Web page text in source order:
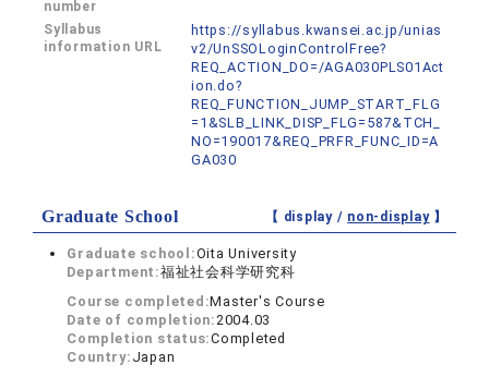
number
Syllabus
information URL
https://syllabus.kwansei.ac.jp/unias
v2/UnSSOLoginControlFree?
REQ_ACTION_DO=/AGA030PLS01Act
ion.do?
REQ_FUNCTION_JUMP_START_FLG
=1&SLB_LINK_DISP_FLG=587&TCH_
NO=190017&REQ_PRFR_FUNC_ID=A
GA030
Graduate School 【 display / non-display】
Graduate school:Oita University
Department:福祉社会科学研究科
Course completed:Master's Course
Date of completion:2004.03
Completion status:Completed
Country: Japan